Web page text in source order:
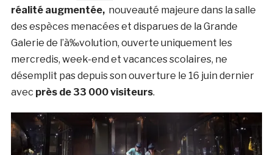
réalité augmentée,nouveauté majeure dans la salle
des espèces menacées et disparues de la Grande
Galerie de l’à‰volution, ouverte uniquement les
mercredis, week-end et vacances scolaires, ne
désemplit pas depuis son ouverture le 16 juin dernier
avec près de 33 000 visiteurs.